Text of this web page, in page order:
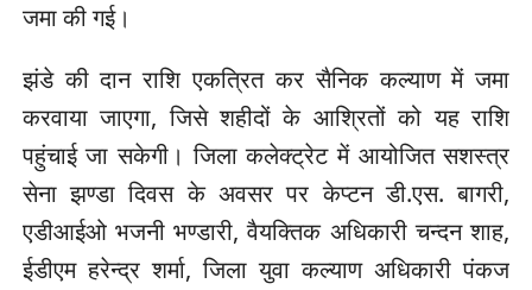
जमा की गई।
झंडे की दान राशि एकत्रित कर सैनिक कल्याण में जमा
करवाया जाएगा, जिसे शहीदों के आश्रितों को यह राशि
पहुंचाई जा सकेगी। जिला कलेक्ट्रेट में आयोजित सशस्त्र
सेना झण्डा दिवस के अवसर पर केप्टन डी.एस. बागरी,
एडीआईओ भजनी भण्डारी, वैयक्तिक अधिकारी चन्दन शाह,
ईडीएम हरेन्द्र शर्मा, जिला युवा कल्याण अधिकारी पंकज